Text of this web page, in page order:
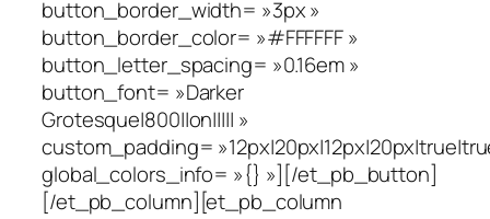
button_border_width= »3px »
button_border_color= »#FFFFFF »
button_letter_spacing= »0.16em »
button_font= »Darker
Grotesque|800||on||||| »
custom_padding=
global_colors_info= »{} »][/et_pb_button]
[/et_pb_column][et_pb_column